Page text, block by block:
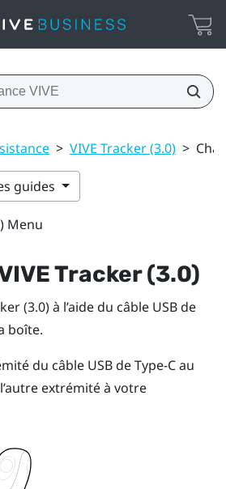
> VIVE Tracker (3.0) >
guides
Menu
Tracker (3.0)
(3.0)à l’aide du câble USB de
boîte.
du câble USB de Type-Cau
extrémité à votre